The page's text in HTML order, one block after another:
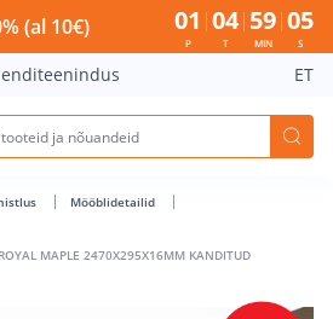
DETAIL ROYAL MAPLE
(al 10€) 01
P
04
T
59
MIN
05
S
ET
Mööblidetailid
MAPLE 2470X295X16MM KANDITUD